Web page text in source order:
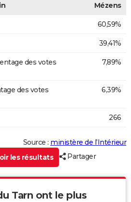
Mézens
60,59%
39,41%
des votes
7,89%
des votes
6,39%
266
Source : ministère de l’Intérieur
les résultats
Partager
Tarn ont le plus